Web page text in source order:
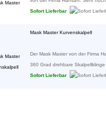
Sofort Lieferbar
Mask Master Kurvenskalpell
Der Mask Master von der Firma
360 Grad drehbare
Sofort Lieferbar